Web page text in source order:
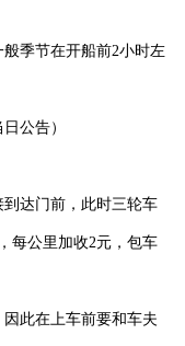
季节在开船前2小时左
公告）
达门前，此时三轮车
每公里加收2元，包车
此在上车前要和车夫